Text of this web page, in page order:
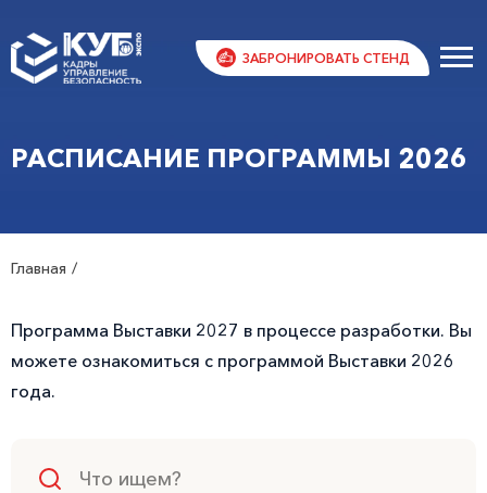
ЗАБРОНИРОВАТЬ СТЕНД
РАСПИСАНИЕ ПРОГРАММЫ 2026
Главная
Программа Выставки 2027 в процессе разработки. Вы
можете ознакомиться с программой Выставки 2026
года.